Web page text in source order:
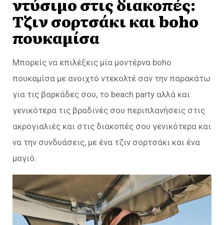
ντύσιμο στις διακοπές:
Τζιν σορτσάκι και boho
πουκαμίσα
Μπορείς να επιλέξεις μία μοντέρνα boho
πουκαμίσα με ανοιχτό ντεκολτέ σαν την παρακάτω
για τις βαρκάδες σου, το beach party αλλά και
γενικότερα τις βραδινές σου περιπλανήσεις στις
ακρογιαλιές και στις διακοπές σου γενικότερα και
να την συνδυάσεις, με ένα τζιν σορτσάκι και ένα
μαγιό.